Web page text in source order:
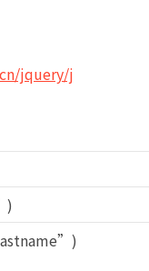
jquery/j